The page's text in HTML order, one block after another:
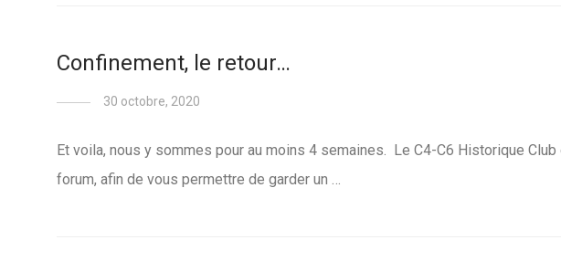
Confinement, le retour…
30 octobre, 2020
Et voila, nous y sommes pour au moins 4 semaines. Le C4-C6 Historique
forum, afin de vous permettre de garder un …